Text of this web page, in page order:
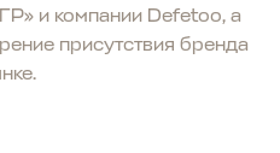
и компании Defetoo, а
присутствия бренда